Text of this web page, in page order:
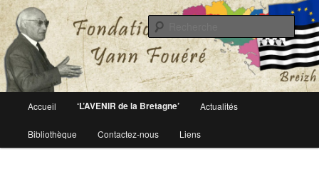
Fondation Yann Fouéré
Le site officiel de la fondation Yann Fouéré
principal
Aller
au
Accueil ‘L’AVENIR de la Bretagne’ Actualités
Bibliothèque Contactez-nous Liens